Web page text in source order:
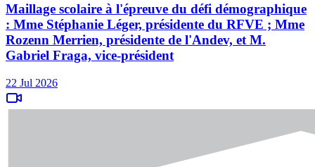
Maillage scolaire à l'épreuve du défi démographique
: Mme Stéphanie Léger, présidente du RFVE ; Mme
Rozenn Merrien, présidente de l'Andev, et M.
Gabriel Fraga, vice-président
22 Jul 2026